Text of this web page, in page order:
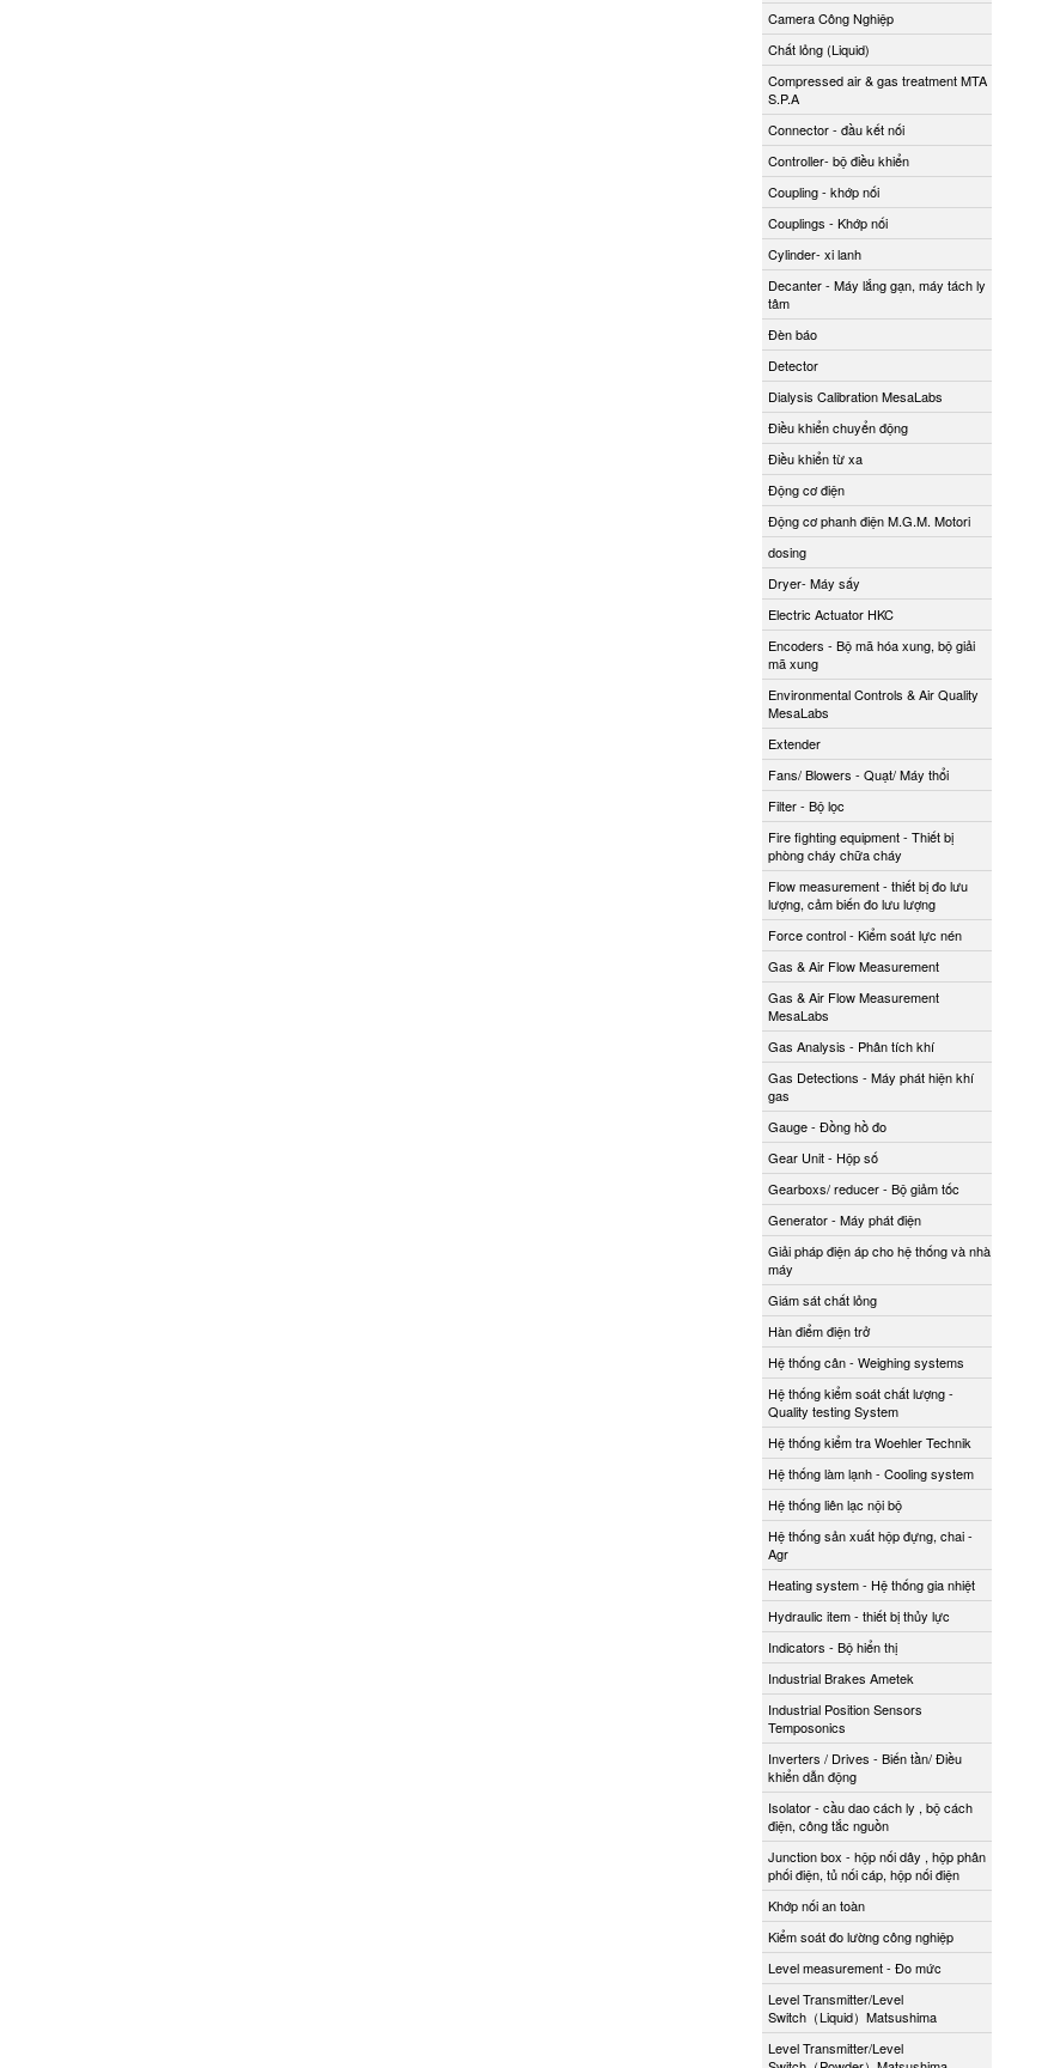
Camera Công Nghiệp
Chất lỏng (Liquid)
Compressed air & gas treatment MTA
S.P.A
Connector - đầu kết nối
Controller- bộ điều khiển
Coupling - khớp nối
Couplings - Khớp nối
Cylinder- xi lanh
Decanter - Máy lắng gạn, máy tách ly
tâm
Đèn báo
Detector
Dialysis Calibration MesaLabs
Điều khiển chuyển động
Điều khiển từ xa
Động cơ điện
Động cơ phanh điện M.G.M. Motori
dosing
Dryer- Máy sấy
Electric Actuator HKC
Encoders - Bộ mã hóa xung, bộ giải
mã xung
Environmental Controls & Air Quality
MesaLabs
Extender
Fans/ Blowers - Quạt/ Máy thổi
Filter - Bộ lọc
Fire fighting equipment - Thiết bị
phòng cháy chữa cháy
Flow measurement - thiết bị đo lưu
lượng, cảm biến đo lưu lượng
Force control - Kiểm soát lực nén
Gas & Air Flow Measurement
Gas & Air Flow Measurement
MesaLabs
Gas Analysis - Phân tích khí
Gas Detections - Máy phát hiện khí
gas
Gauge - Đồng hồ đo
Gear Unit - Hộp số
Gearboxs/ reducer - Bộ giảm tốc
Generator - Máy phát điện
Giải pháp điện áp cho hệ thống và nhà
máy
Giám sát chất lỏng
Hàn điểm điện trở
Hệ thống cân - Weighing systems
Hệ thống kiểm soát chất lượng -
Quality testing System
Hệ thống kiểm tra Woehler Technik
Hệ thống làm lạnh - Cooling system
Hệ thống liên lạc nội bộ
Hệ thống sản xuất hộp đựng, chai -
Agr
Heating system - Hệ thống gia nhiệt
Hydraulic item - thiết bị thủy lực
Indicators - Bộ hiển thị
Industrial Brakes Ametek
Industrial Position Sensors
Temposonics
Inverters / Drives - Biến tần/ Điều
khiển dẫn động
Isolator - cầu dao cách ly , bộ cách
điện, công tắc nguồn
Junction box - hộp nối dây , hộp phân
phối điện, tủ nối cáp, hộp nối điện
Khớp nối an toàn
Kiểm soát đo lường công nghiệp
Level measurement - Đo mức
Level Transmitter/Level
Switch（Liquid）Matsushima
Level Transmitter/Level